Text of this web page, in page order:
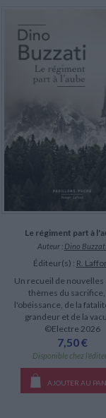
Le régiment part à
Auteur : Dino Buzzati
Éditeur(s) : R.
Un recueil de nouvelles
thèmes du sacrifice,
l'obéissance, de la
grandeur et de la
©Electre 2026
7,50 €
Disponible chez
AJOUTER AU